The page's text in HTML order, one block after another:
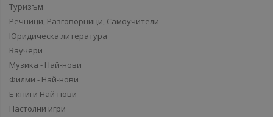
Туризъм
Речници, Разговорници, Самоучители
Юридическа литература
Ваучери
Музика - Най-нови
Филми - Най-нови
Е-книги Най-нови
Настолни игри